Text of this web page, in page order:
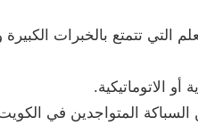
تتمتع بالخبرات الكبيرة
الاتوماتيكية.
المتواجدين في